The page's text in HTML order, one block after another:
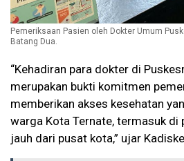
Pemeriksaan Pasien oleh Dokter Umum
Batang Dua.
“Kehadiran para dokter di
merupakan bukti komitmen
memberikan akses kesehatan
warga Kota Ternate, termasuk di
jauh dari pusat kota,” ujar